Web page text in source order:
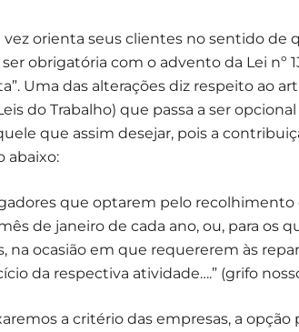
orienta seus clientes no sentido de
obrigatória com o advento da Lei nº
Uma das alterações diz respeito ao
do Trabalho) que passa a ser
que assim desejar, pois a
abaixo:
que optarem pelo
de janeiro de cada ano, ou, para os
na ocasião em que requererem às
da respectiva atividade….” (grifo
a critério das empresas, a